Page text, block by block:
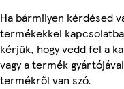
Ha bármilyen kérdésed
termékekkel
kérjük, hogy vedd fel a
vagy a termék
termékről van szó.